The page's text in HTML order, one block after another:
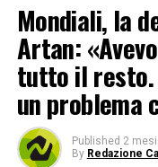
Mondiali, la
Artan:
tutto il resto.
un problema
Published 2
By Redazione